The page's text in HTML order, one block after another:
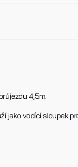
4,5m.
jako vodící sloupek
E-mail